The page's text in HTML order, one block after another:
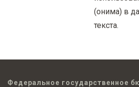
(онима) в
текста.
Федеральное государственное